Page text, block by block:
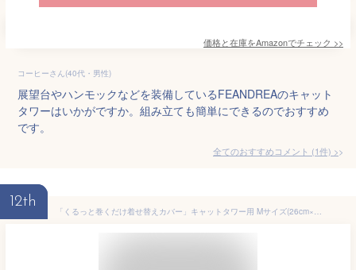
価格と在庫をAmazonでチェック >>
コーヒーさん(40代・男性)
展望台やハンモックなどを装備しているFEANDREAのキャット
タワーはいかがですか。組み立ても簡単にできるのでおすすめ
です。
全てのおすすめコメント (1件) >
12th
「くるっと巻くだけ着せ替えカバー」キャットタワー用 Mサイズ(26cm×34cm) 日本製|猫 猫タワー キャットタワー カバー 天然 麻 爪とぎ 爪研ぎ キャットツリー お手入れ アイボリー グリーン イエロー ローズ ピンク グレー オレンジ 白 緑